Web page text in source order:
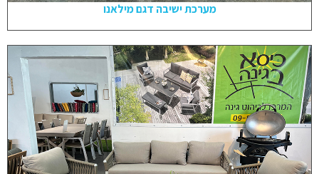
מערכת ישיבה דגם מילאנו